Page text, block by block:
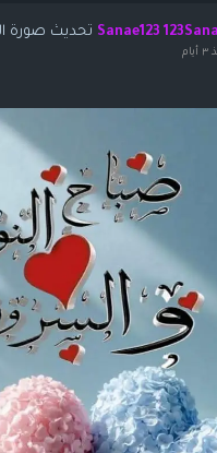
Sanae123 تحديث صورة